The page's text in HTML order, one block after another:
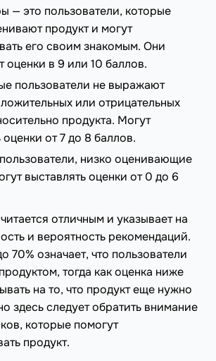
— это пользователи, которые
продукт и могут
его своим знакомым. Они
оценки в 9 или 10 баллов.
пользователи не выражают
или отрицательных
продукта. Могут
оценки от 7 до 8 баллов.
низко оценивающие
выставлять оценки от 0 до 6
отличным и указывает на
и вероятность рекомендаций.
70% означает, что пользователи
тогда как оценка ниже
на то, что продукт еще нужно
здесь следует обратить внимание
которые помогут
продукт.